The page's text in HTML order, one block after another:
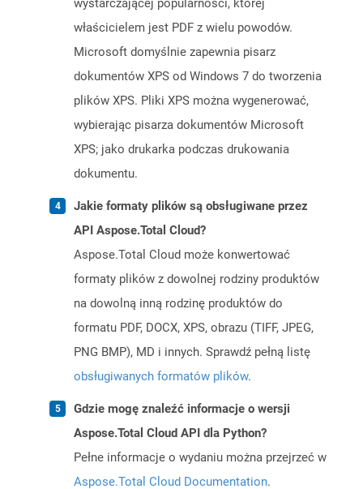
wystarczającej popularności, której
właścicielem jest PDF z wielu powodów.
Microsoft domyślnie zapewnia pisarz
dokumentów XPS od Windows 7 do tworzenia
plików XPS. Pliki XPS można wygenerować,
wybierając pisarza dokumentów Microsoft
XPS; jako drukarka podczas drukowania
dokumentu.
Jakie formaty plików są obsługiwane przez
API Aspose.Total Cloud?
Aspose.Total Cloud może konwertować
formaty plików z dowolnej rodziny produktów
na dowolną inną rodzinę produktów do
formatu PDF, DOCX, XPS, obrazu (TIFF, JPEG,
PNG BMP), MD i innych. Sprawdź pełną listę
obsługiwanych formatów plików.
Gdzie mogę znaleźć informacje o wersji
Aspose.Total Cloud API dla Python?
Pełne informacje o wydaniu można przejrzeć w
Aspose.Total Cloud Documentation.